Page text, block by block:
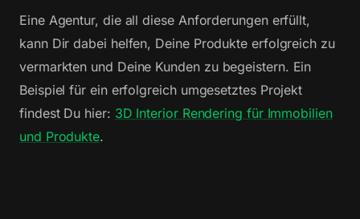
Eine Agentur, die all diese Anforderungen erfüllt,
kann Dir dabei helfen, Deine Produkte erfolgreich zu
vermarkten und Deine Kunden zu begeistern. Ein
Beispiel für ein erfolgreich umgesetztes Projekt
findest Du hier: 3D Interior Rendering für Immobilien
und Produkte.